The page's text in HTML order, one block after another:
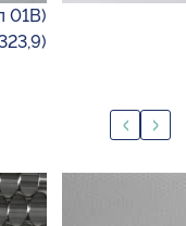
01B)